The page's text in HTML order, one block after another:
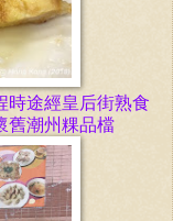
時途經皇后街熟食
舊潮州粿品檔